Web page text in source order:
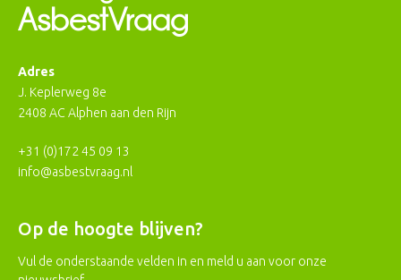
Adres
J. Keplerweg 8e
2408 AC Alphen aan den Rijn
+31 (0)172 45 09 13
info@asbestvraag.nl
Op de hoogte blijven?
Vul de onderstaande velden in en meld u aan voor onze